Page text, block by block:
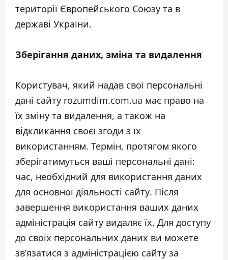
території Європейського Союзу та в
державі України.
Зберігання даних, зміна та видалення
Користувач, який надав свої персональні
дані сайту rozumdim.com.ua має право на
їх зміну та видалення, а також на
відкликання своєї згоди з їх
використанням. Термін, протягом якого
зберігатимуться ваші персональні дані:
час, необхідний для використання даних
для основної діяльності сайту. Після
завершення використання ваших даних
адміністрація сайту видаляє їх. Для доступу
до своїх персональних даних ви можете
зв’язатися з адміністрацією сайту за